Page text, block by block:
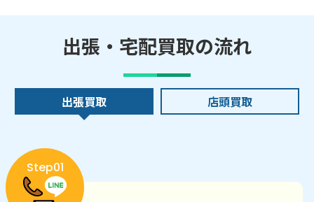
出張・宅配買取の流れ
出張買取 店頭買取
Step01